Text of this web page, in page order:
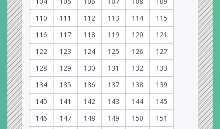
110
111 112 113 114
115
116
117 118 119 120
121
122
123 124 125 126
127
128
129 130 131 132
133
134
135 136 137 138
139
140
141 142 143 144
145
146
147 148 149 150
151